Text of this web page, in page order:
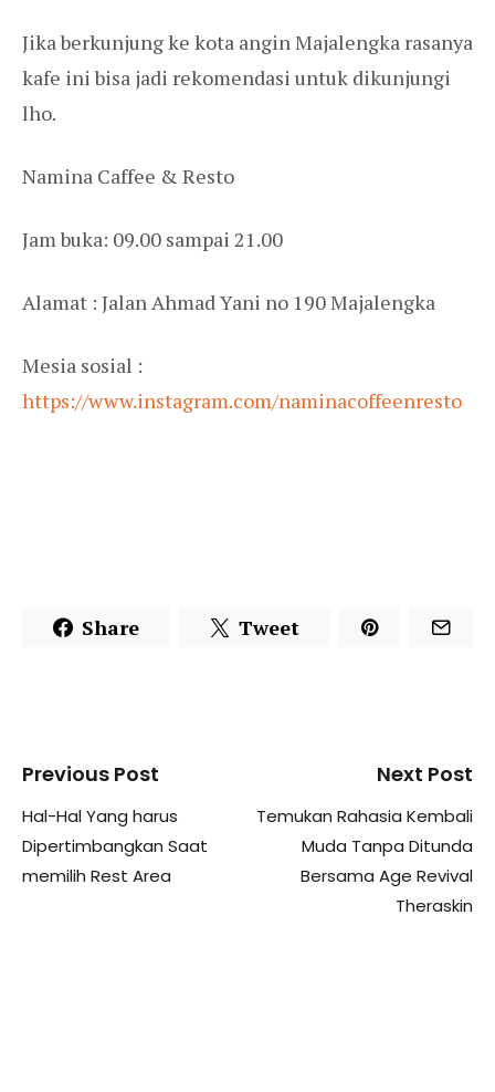
Jika berkunjung ke kota angin Majalengka rasanya
kafe ini bisa jadi rekomendasi untuk dikunjungi
lho.
Namina Caffee & Resto
Jam buka: 09.00 sampai 21.00
Alamat : Jalan Ahmad Yani no 190 Majalengka
Mesia sosial :
https://www.instagram.com/naminacoffeenresto
Share Tweet
Previous Post
Hal-Hal Yang harus
Dipertimbangkan Saat
memilih Rest Area
Next Post
Temukan Rahasia Kembali
Muda Tanpa Ditunda
Bersama Age Revival
Theraskin